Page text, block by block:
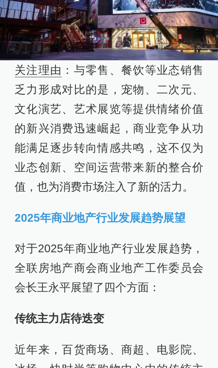
关注理由 ：与零售、餐饮等业态销售
乏力形成对比的是，宠物、二次元、
文化演艺、艺术展览等提供情绪价值
的新兴消费迅速崛起，商业竞争从功
能满足逐步转向情感共鸣，这不仅为
业态创新、空间运营带来新的整合价
值，也为消费市场注入了新的活力。
2025年商业地产行业发展趋势展望
对于2025年商业地产行业发展趋势，
全联房地产商会商业地产工作委员会
会长王永平展望了四个方面：
传统主力店待迭变
近年来，百货商场、商超、电影院、